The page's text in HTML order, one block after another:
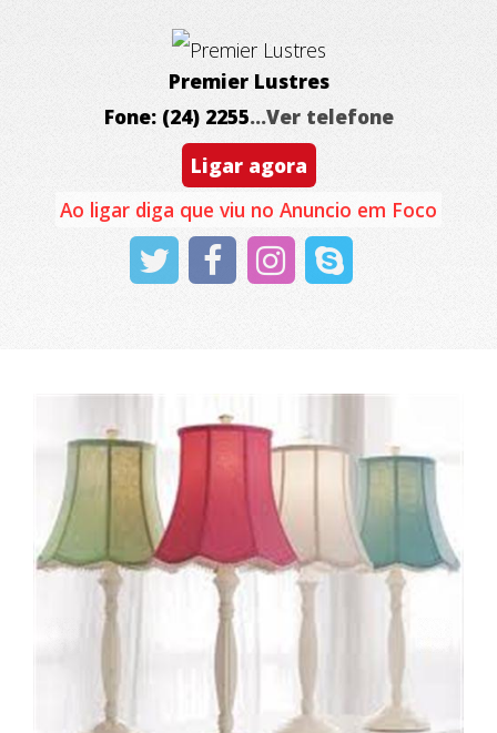
Premier Lustres
Fone: (24) 2255...Ver telefone
Ligar agora
Ao ligar diga que viu no Anuncio em Foco